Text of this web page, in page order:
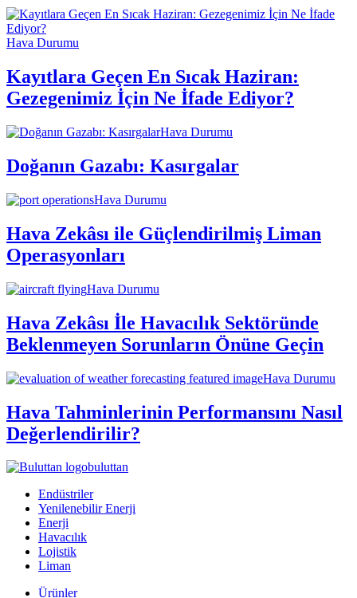
Hava Durumu
Kayıtlara Geçen En Sıcak Haziran:
Gezegenimiz İçin Ne İfade Ediyor?
Hava Durumu
Doğanın Gazabı: Kasırgalar
Hava Durumu
Hava Zekâsı ile Güçlendirilmiş Liman
Operasyonları
Hava Durumu
Hava Zekâsı İle Havacılık Sektöründe
Beklenmeyen Sorunların Önüne Geçin
Hava Durumu
Hava Tahminlerinin Performansını Nasıl
Değerlendirilir?
buluttan
Endüstriler
Yenilenebilir Enerji
Enerji
Havacılık
Lojistik
Liman
Ürünler